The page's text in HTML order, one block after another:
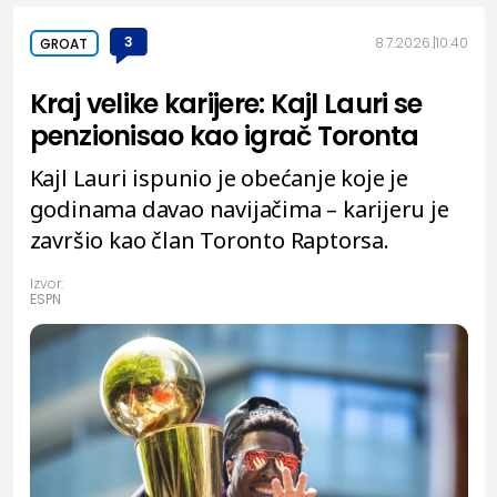
GROAT 3 8.7.2026. 10:40
Kraj velike karijere: Kajl Lauri se
penzionisao kao igrač Toronta
Kajl Lauri ispunio je obećanje koje je
godinama davao navijačima – karijeru je
završio kao član Toronto Raptorsa.
Izvor:
ESPN